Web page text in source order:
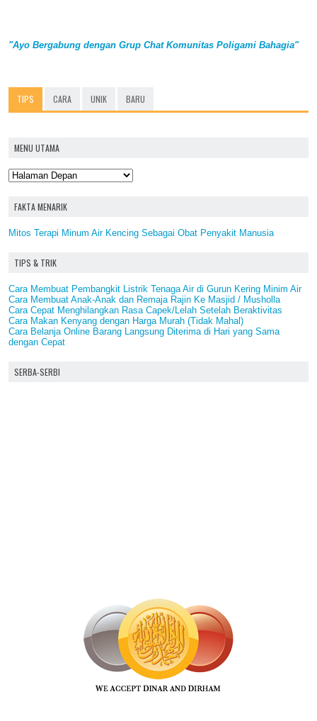
"Ayo Bergabung dengan Grup Chat Komunitas Poligami Bahagia"
TIPS CARA UNIK BARU
MENU UTAMA
FAKTA MENARIK
Mitos Terapi Minum Air Kencing Sebagai Obat Penyakit Manusia
TIPS & TRIK
Cara Membuat Pembangkit Listrik Tenaga Air di Gurun Kering Minim Air
Cara Membuat Anak-Anak dan Remaja Rajin Ke Masjid / Musholla
Cara Cepat Menghilangkan Rasa Capek/Lelah Setelah Beraktivitas
Cara Makan Kenyang dengan Harga Murah (Tidak Mahal)
Cara Belanja Online Barang Langsung Diterima di Hari yang Sama
dengan Cepat
SERBA-SERBI